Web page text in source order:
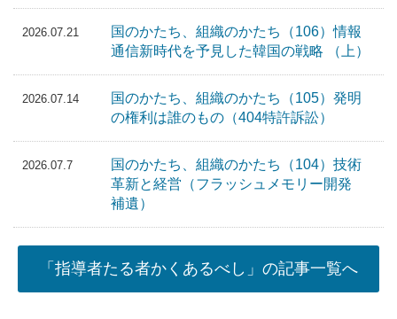
2026.07.21
国のかたち、組織のかたち（106）情報
通信新時代を予見した韓国の戦略 （上）
2026.07.14
国のかたち、組織のかたち（105）発明
の権利は誰のもの（404特許訴訟）
2026.07.7
国のかたち、組織のかたち（104）技術
革新と経営（フラッシュメモリー開発
補遺）
「指導者たる者かくあるべし」の記事一覧へ